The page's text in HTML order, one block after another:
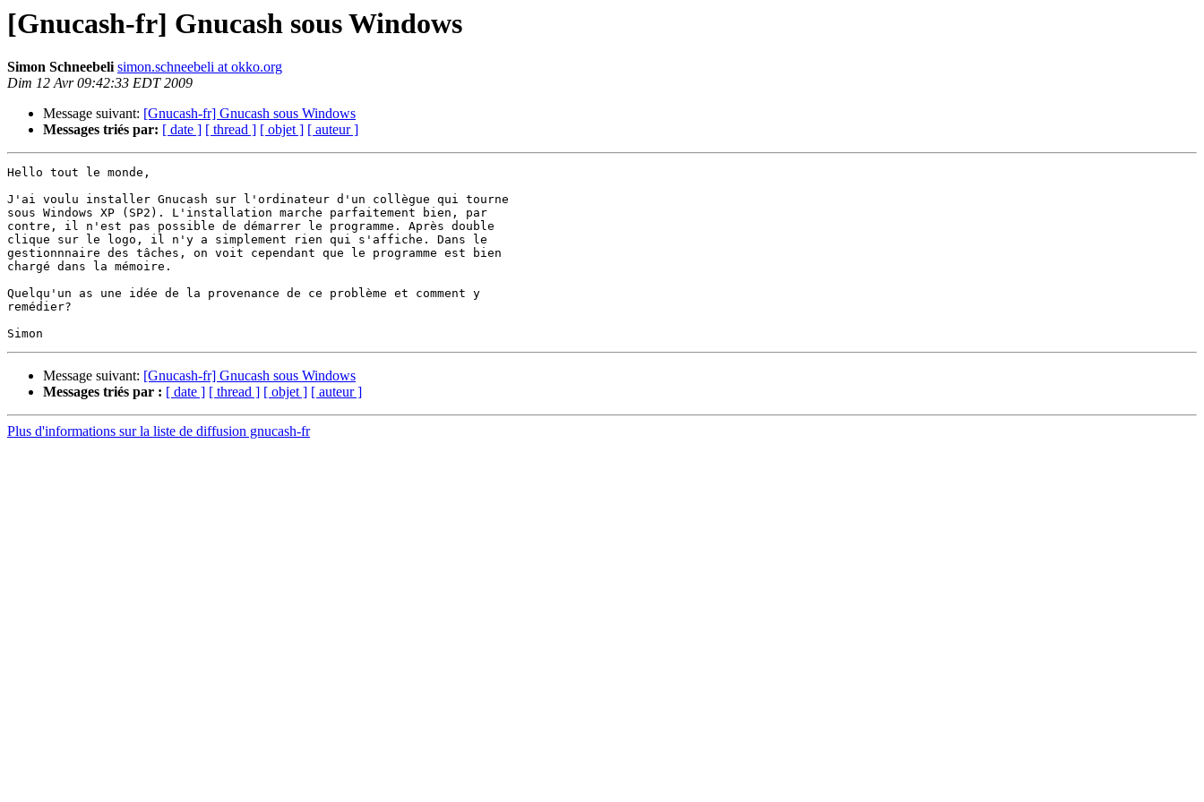
[Gnucash-fr] Gnucash sous Windows
Simon Schneebelisimon.schneebeli at okko.org
Dim 12 Avr 09:42:33 EDT 2009
Message suivant: [Gnucash-fr] Gnucash sous Windows
Messages triés par: [ date ] [ thread ] [ objet ] [ auteur ]
Hello tout le monde,
J'ai voulu installer Gnucash sur l'ordinateur d'un collègue qui tourne
sous Windows XP (SP2). L'installation marche parfaitement bien, par
contre, il n'est pas possible de démarrer le programme. Après double
clique sur le logo, il n'y a simplement rien qui s'affiche. Dans le
gestionnnaire des tâches, on voit cependant que le programme est bien
chargé dans la mémoire.
Quelqu'un as une idée de la provenance de ce problème et comment y
remédier?
Message suivant: [Gnucash-fr] Gnucash sous Windows
Messages triés par : [ date ] [ thread ] [ objet ] [ auteur ]
Plus d'informations sur la liste de diffusion gnucash-fr